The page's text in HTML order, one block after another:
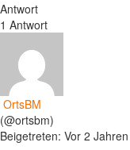
Antwort
1 Antwort
OrtsBM
(@ortsbm)
Beigetreten: Vor 2 Jahren